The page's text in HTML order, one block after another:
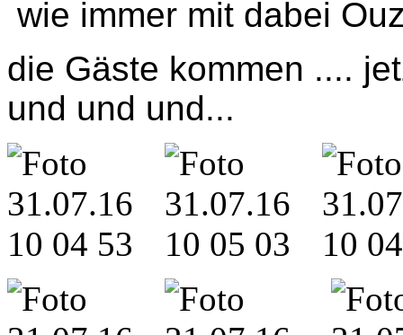
wie immer mit dabei
die Gäste kommen ....
und und und...